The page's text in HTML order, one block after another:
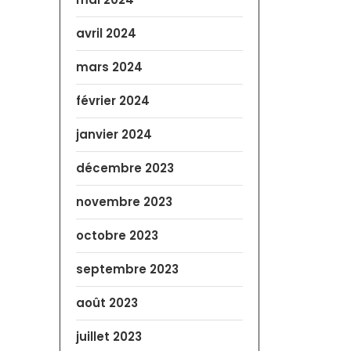
avril 2024
mars 2024
février 2024
janvier 2024
décembre 2023
novembre 2023
octobre 2023
septembre 2023
août 2023
juillet 2023